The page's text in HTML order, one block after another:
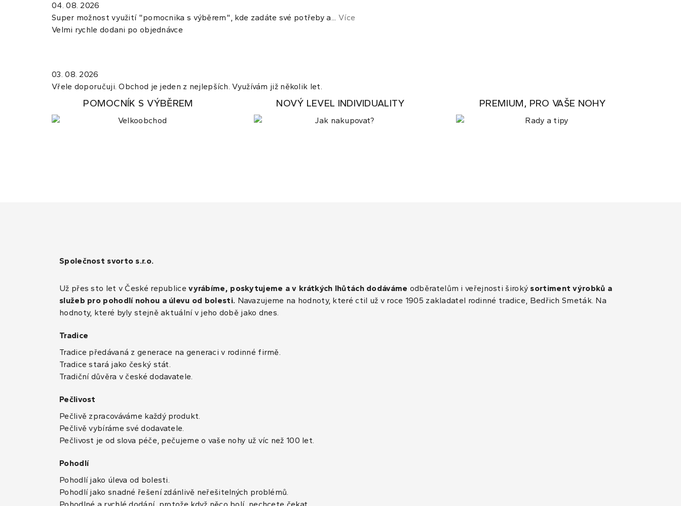
04. 08. 2026
Super možnost využití "pomocnika s výběrem", kde zadáte své potřeby a... Více
Velmi rychle dodani po objednávce
03. 08. 2026
Vřele doporučuji. Obchod je jeden z nejlepších. Využívám již několik let.
POMOCNÍK S VÝBĚREM NOVÝ LEVEL INDIVIDUALITY PREMIUM, PRO VAŠE NOHY
Společnost svorto s.r.o.
Už přes sto let v České republicevyrábíme, poskytujeme a v krátkých lhůtách dodáváme odběratelům i veřejnosti široký sortiment výrobků a
služeb pro pohodlí nohou a úlevu od bolesti. Navazujeme na hodnoty, které ctil už v roce 1905 zakladatel rodinné tradice, Bedřich Smeták. Na
hodnoty, které byly stejně aktuální v jeho době jako dnes.
Tradice
Tradice předávaná z generace na generaci v rodinné firmě.
Tradice stará jako český stát.
Tradiční důvěra v české dodavatele.
Pečlivost
Pečlivě zpracováváme každý produkt.
Pečlivě vybíráme své dodavatele.
Pečlivost je od slova péče, pečujeme o vaše nohy už víc než 100 let.
Pohodlí
Pohodlí jako úleva od bolesti.
Pohodlí jako snadné řešení zdánlivě neřešitelných problémů.